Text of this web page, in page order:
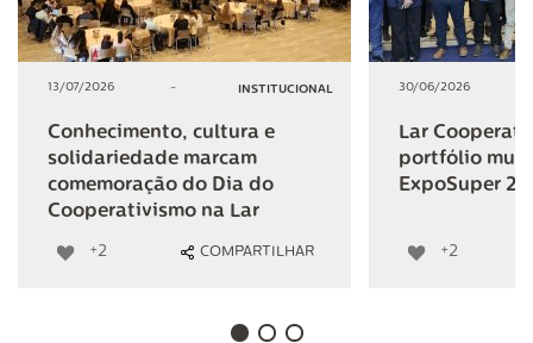
13/07/2026 - INSTITUCIONAL
Conhecimento, cultura e
solidariedade marcam
comemoração do Dia do
Cooperativismo na Lar
+2 COMPARTILHAR
30/06/2026
Lar
portfólio
ExpoSuper
+2